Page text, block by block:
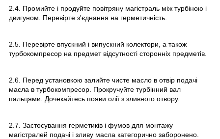
2.4. Промийте і продуйте повітряну магістраль між турбіною і
двигуном. Перевірте з'єднання на герметичність.
2.5. Перевірте впускний і випускний колектори, а також
турбокомпресор на предмет відсутності сторонніх предметів.
2.6. Перед установкою залийте чисте масло в отвір подачі
масла в турбокомпресор. Прокручуйте турбінний вал
пальцями. Дочекайтесь появи олії з зливного отвору.
2.7. Застосування герметиків і фумов для монтажу
магістралей подачі і зливу масла категорично заборонено.